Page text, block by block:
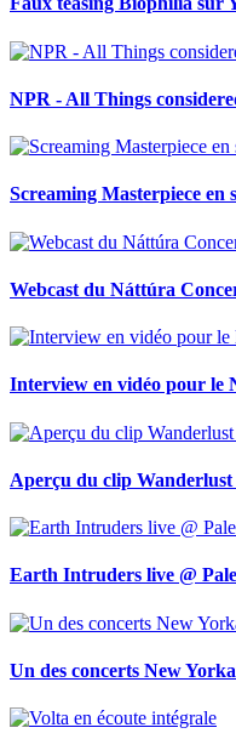
NPR - All Things
Screaming Masterpiece en
Webcast du Náttúra
Interview en vidéo pour le
Aperçu du clip Wanderlust
Earth Intruders live @
Un des concerts New